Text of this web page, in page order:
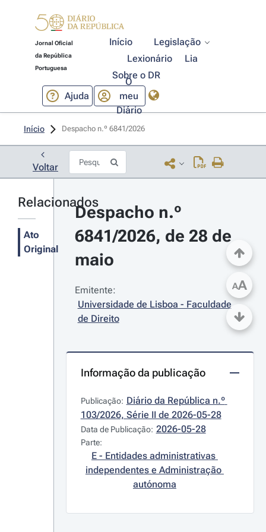
Jornal Oficial
da República
Portuguesa
Início
Legislação
Lexionário
Lia
Sobre o DR
Ajuda
O
meu
Diário
Início Despacho n.º 6841/2026
Voltar
Relacionados
Ato
Original
Despacho n.º
6841/2026, de 28 de
maio
Emitente:
Universidade de Lisboa - Faculdade
de Direito
Informação da publicação
Publicação: Diário da República n.º
103/2026, Série II de 2026-05-28
Data de Publicação: 2026-05-28
Parte:
E - Entidades administrativas
independentes e Administração
autónoma
AA